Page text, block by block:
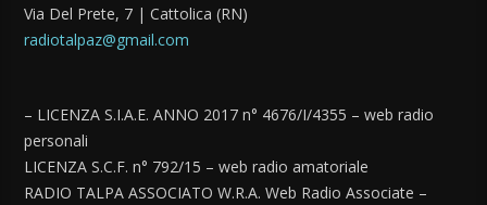
Via Del Prete, 7 | Cattolica (RN)
radiotalpaz@gmail.com
– LICENZA S.I.A.E. ANNO 2017 n° 4676/I/4355 – web radio
personali
LICENZA S.C.F. n° 792/15 – web radio amatoriale
RADIO TALPA ASSOCIATO W.R.A. Web Radio Associate –